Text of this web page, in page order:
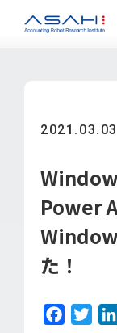
ヒスト
アクセス
会社情報
SERVICE
DX推進支
勉
2021.03.03
Power
た！
Facebook